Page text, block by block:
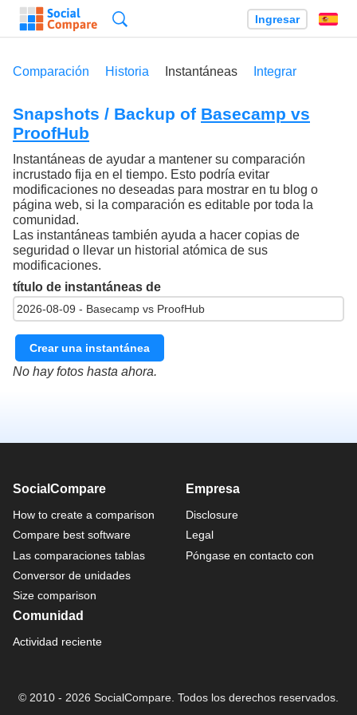
Ingresar
Comparación Historia Instantáneas Integrar
Snapshots / Backup of Basecamp vs
ProofHub
Instantáneas de ayudar a mantener su comparación
incrustado fija en el tiempo. Esto podría evitar
modificaciones no deseadas para mostrar en tu blog o
página web, si la comparación es editable por toda la
comunidad.
Las instantáneas también ayuda a hacer copias de
seguridad o llevar un historial atómica de sus
modificaciones.
título de instantáneas de
Crear una instantánea
No hay fotos hasta ahora.
SocialCompare
How to create a comparison
Compare best software
Las comparaciones tablas
Conversor de unidades
Size comparison
Empresa
Disclosure
Legal
Póngase en contacto con
Comunidad
Actividad reciente
© 2010 - 2026 SocialCompare. Todos los derechos reservados.